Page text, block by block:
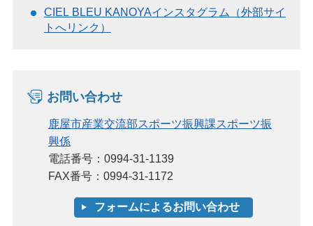
CIEL BLEU KANOYAインスタグラム（外部サイ
トへリンク）
お問い合わせ
鹿屋市産業交流部スポーツ振興課スポーツ振
興係
電話番号：0994-31-1139
FAX番号：0994-31-1172